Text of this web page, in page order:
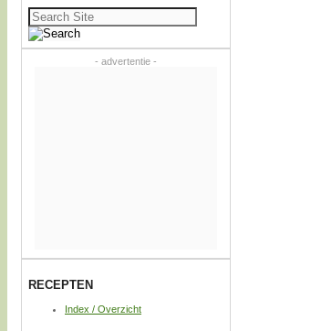
Zoeken
naar:
- advertentie -
RECEPTEN
Index / Overzicht